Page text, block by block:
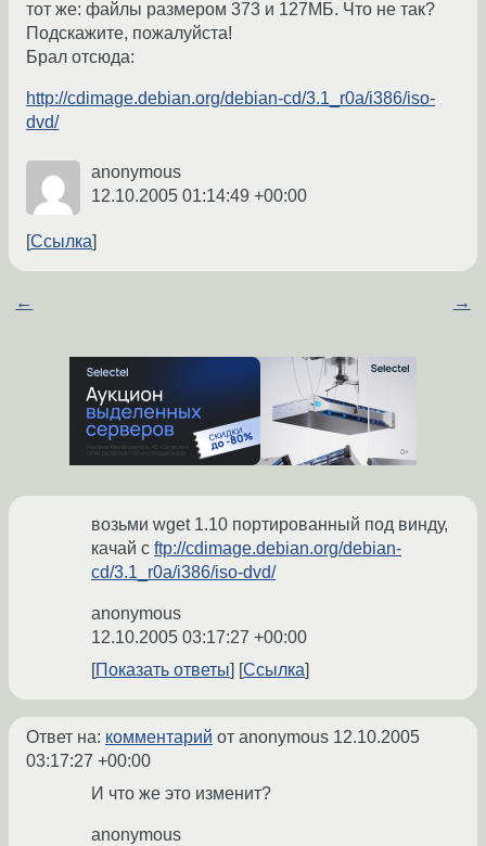
тот же: файлы размером 373 и 127МБ. Что не так?
Подскажите, пожалуйста!
Брал отсюда:
http://cdimage.debian.org/debian-cd/3.1_r0a/i386/iso-
dvd/
anonymous
12.10.2005 01:14:49 +00:00
Ссылка
← →
возьми wget 1.10 портированный под винду,
качай с ftp://cdimage.debian.org/debian-
cd/3.1_r0a/i386/iso-dvd/
anonymous
12.10.2005 03:17:27 +00:00
Показать ответы
Ссылка
Ответ на: комментарий от anonymous 12.10.2005
03:17:27 +00:00
И что же это изменит?
anonymous